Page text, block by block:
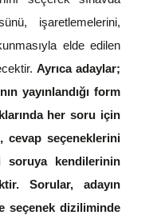
işaretlemelerini,
elde edilen
Ayrıca adaylar;
yayınlandığı form
her soru için
cevap seçeneklerini
kendilerinin
Sorular, adayın
seçenek diziliminde